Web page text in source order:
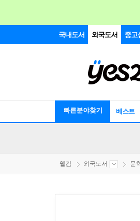
국내도서 외국도서 중고
빠른분야찾기 베스트
웰컴 외국도서 문